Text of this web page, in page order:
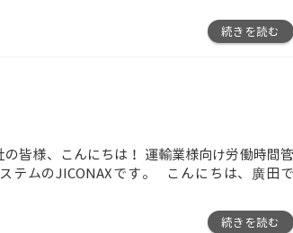
続きを読む
皆様、こんにちは！ 運輸業様向け労働時間
テムのJICONAXです。 こんにちは、廣田で
続きを読む